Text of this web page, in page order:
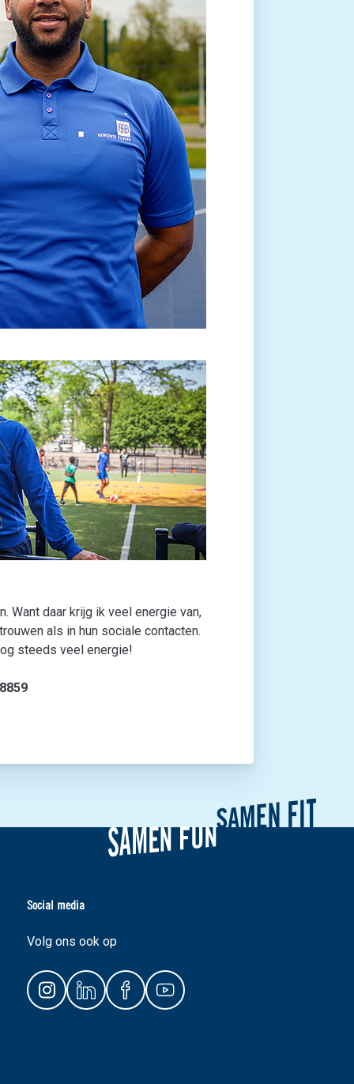
Want daar krijg ik veel energie van,
als in hun sociale contacten.
steeds veel energie!
Social media
Volg ons ook op